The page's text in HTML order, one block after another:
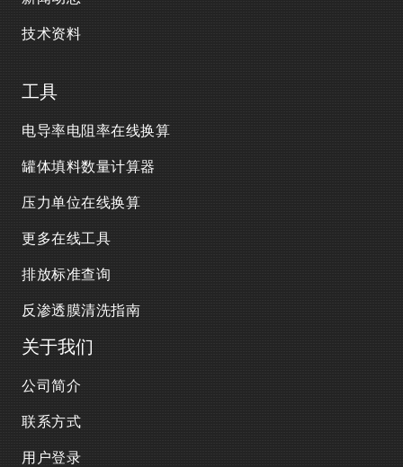
技术资料
工具
电导率电阻率在线换算
罐体填料数量计算器
压力单位在线换算
更多在线工具
排放标准查询
反渗透膜清洗指南
关于我们
公司简介
联系方式
用户登录